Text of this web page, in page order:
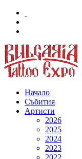
Начало
Събития
Артисти
2026
2025
2024
2023
2022